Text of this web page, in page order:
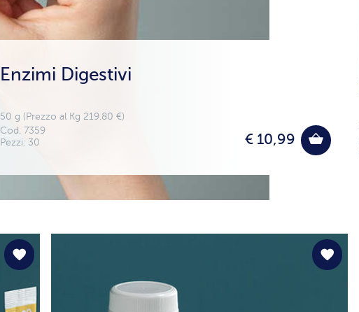
Enzimi Digestivi
50 g (Prezzo al Kg 219.80 €)
€ 10,99
Cod. 7359
Pezzi: 30